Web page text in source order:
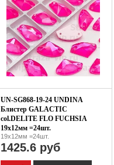
UN-SG868-19-24 UNDINA
Блистер GALACTIC
col.DELITE FLO FUCHSIA
19x12мм =24шт.
19x12мм =24шт.
1425.6 руб